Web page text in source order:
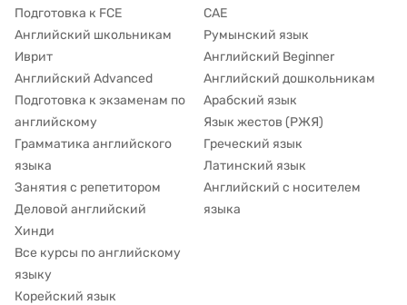
Подготовка к FCE
Английский школьникам
Иврит
Английский Advanced
Подготовка к экзаменам по
английскому
Грамматика английского
языка
Занятия с репетитором
Деловой английский
Хинди
Все курсы по английскому
языку
Корейский язык
CAE
Румынский язык
Английский Beginner
Английский дошкольникам
Арабский язык
Язык жестов (РЖЯ)
Греческий язык
Латинский язык
Английский с носителем
языка